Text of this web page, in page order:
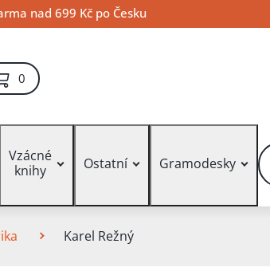
nad 699 Kč po Česku
0položek – košík
Vzácné
knihy
Ostatní Gramodesky
Karel Režný